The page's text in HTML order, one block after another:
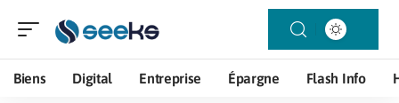
Biens Digital Entreprise Épargne Flash Info